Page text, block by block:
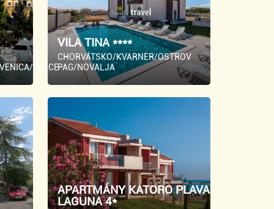
SELCE
VILA TINA ****
CHORVÁTSKO/KVARNER/OSTROV
PAG/NOVALJA
APARTMÁNY KATORO PLAVA
LAGUNA 4*